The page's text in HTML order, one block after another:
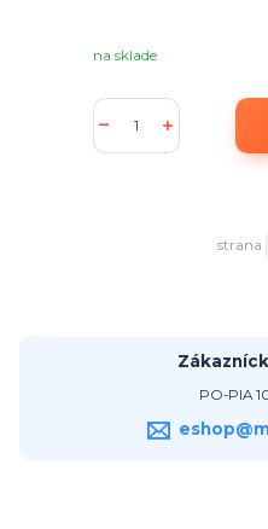
na sklade
strana
PO-PIA